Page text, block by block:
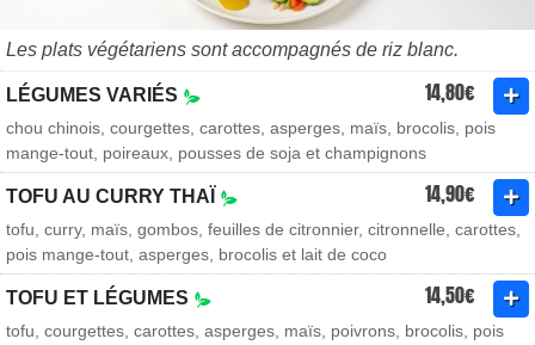
Les plats végétariens sont accompagnés de riz blanc.
LÉGUMES VARIÉS 14,80€
chou chinois, courgettes, carottes, asperges, maïs, brocolis, pois
mange-tout, poireaux, pousses de soja et champignons
TOFU AU CURRY THAÏ 14,90€
tofu, curry, maïs, gombos, feuilles de citronnier, citronnelle, carottes,
pois mange-tout, asperges, brocolis et lait de coco
TOFU ET LÉGUMES 14,50€
tofu, courgettes, carottes, asperges, maïs, poivrons, brocolis, pois